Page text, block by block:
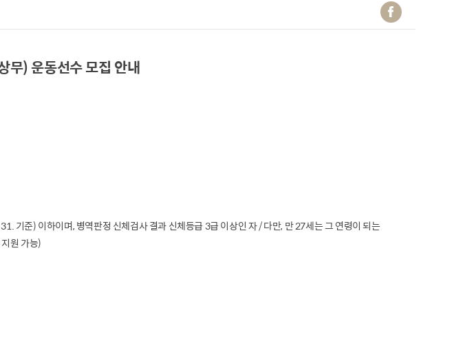
) 운동선수 모집 안내
기준) 이하이며, 병역판정 신체검사 결과 신체등급 3급 이상인 자 / 다만, 만 27세는 그 연령이 되는
원 가능)